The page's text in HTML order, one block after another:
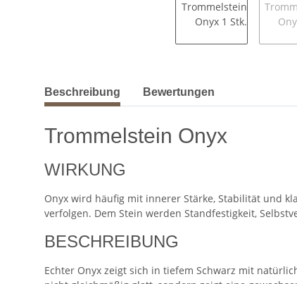
weitere Registerkarten anzeigen
Beschreibung Bewertungen
Trommelstein Onyx
WIRKUNG
Onyx wird häufig mit innerer Stärke, Stabilität und
verfolgen. Dem Stein werden Standfestigkeit,
BESCHREIBUNG
Echter Onyx zeigt sich in tiefem Schwarz mit